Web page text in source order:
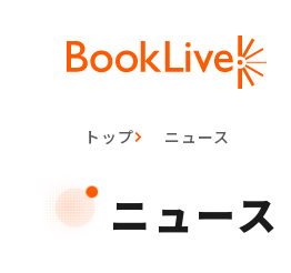
トップ ニュース
ニュース